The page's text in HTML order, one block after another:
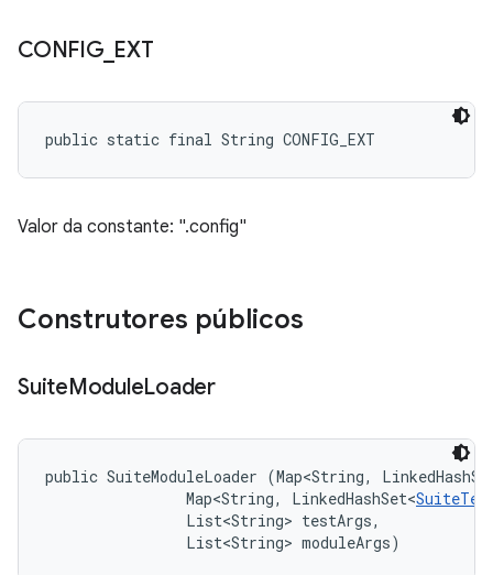
CONFIG_ EXT
public static final String CONFIG_EXT
Valor da constante: ".config"
Construtores públicos
SuiteModuleLoader
public SuiteModuleLoader (Map<String,
                Map<String, LinkedHashSet<
                List<String> testArgs,
                List<String> moduleArgs)